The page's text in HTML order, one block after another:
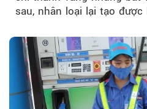
sau, nhân loại lại tạo